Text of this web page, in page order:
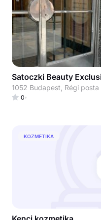
Satoczki Beauty
0
KOZMETIKA